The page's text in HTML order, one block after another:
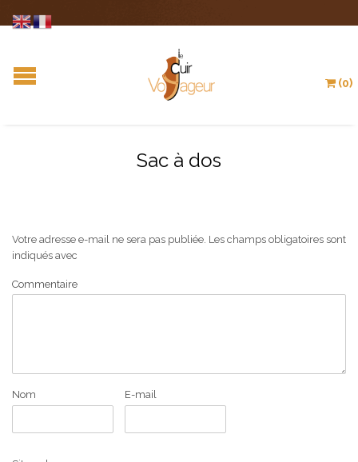
(0)
Sac à dos
Votre adresse e-mail ne sera pas publiée. Les champs obligatoires sont
indiqués avec
Commentaire
Nom E-mail